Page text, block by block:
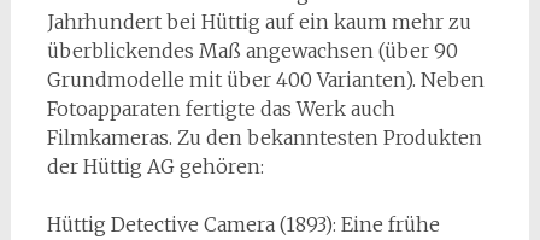
Jahrhundert bei Hüttig auf ein kaum mehr zu
überblickendes Maß angewachsen (über 90
Grundmodelle mit über 400 Varianten). Neben
Fotoapparaten fertigte das Werk auch
Filmkameras. Zu den bekanntesten Produkten
der Hüttig AG gehören:
Hüttig Detective Camera (1893): Eine frühe